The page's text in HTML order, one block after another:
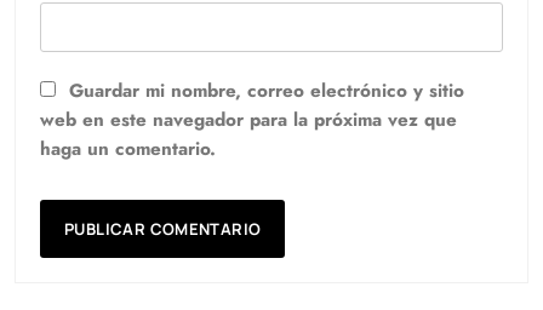
Guardar mi nombre, correo electrónico y sitio
web en este navegador para la próxima vez que
haga un comentario.